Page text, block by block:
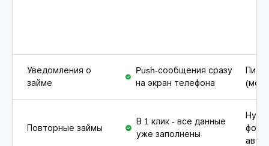
Уведомления о
займе
Push-сообщения сразу
на экран телефона
Повторные займы
В 1 клик - все данные
уже заполнены